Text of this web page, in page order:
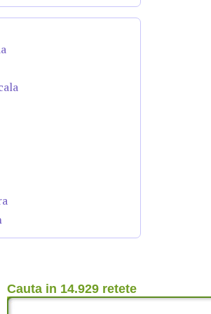
Cauta in 14.929 retete